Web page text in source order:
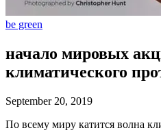
be green
начало мировых
климатического
September 20, 2019
По всему миру катится волна